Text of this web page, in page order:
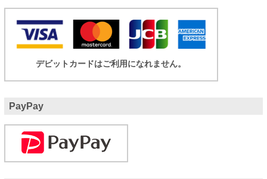
デビットカードはご利用になれません。
PayPay